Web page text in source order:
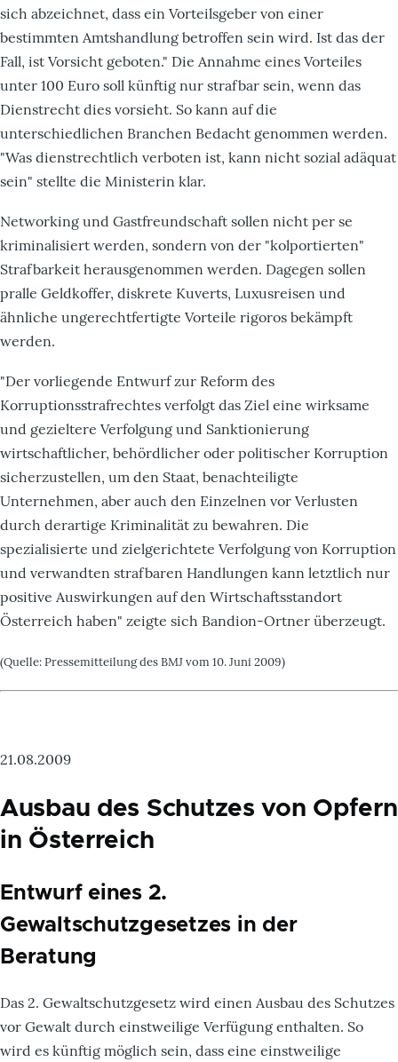
sich abzeichnet, dass ein Vorteilsgeber von einer
bestimmten Amtshandlung betroffen sein wird. Ist das der
Fall, ist Vorsicht geboten." Die Annahme eines Vorteiles
unter 100 Euro soll künftig nur strafbar sein, wenn das
Dienstrecht dies vorsieht. So kann auf die
unterschiedlichen Branchen Bedacht genommen werden.
"Was dienstrechtlich verboten ist, kann nicht sozial adäquat
sein" stellte die Ministerin klar.
Networking und Gastfreundschaft sollen nicht per se
kriminalisiert werden, sondern von der "kolportierten"
Strafbarkeit herausgenommen werden. Dagegen sollen
pralle Geldkoffer, diskrete Kuverts, Luxusreisen und
ähnliche ungerechtfertigte Vorteile rigoros bekämpft
werden.
"Der vorliegende Entwurf zur Reform des
Korruptionsstrafrechtes verfolgt das Ziel eine wirksame
und gezieltere Verfolgung und Sanktionierung
wirtschaftlicher, behördlicher oder politischer Korruption
sicherzustellen, um den Staat, benachteiligte
Unternehmen, aber auch den Einzelnen vor Verlusten
durch derartige Kriminalität zu bewahren. Die
spezialisierte und zielgerichtete Verfolgung von Korruption
und verwandten strafbaren Handlungen kann letztlich nur
positive Auswirkungen auf den Wirtschaftsstandort
Österreich haben" zeigte sich Bandion-Ortner überzeugt.
(Quelle: Pressemitteilung des BMJ vom 10. Juni 2009)
21.08.2009
Ausbau des Schutzes von Opfern
in Österreich
Entwurf eines 2.
Gewaltschutzgesetzes in der
Beratung
Das 2. Gewaltschutzgesetz wird einen Ausbau des Schutzes
vor Gewalt durch einstweilige Verfügung enthalten. So
wird es künftig möglich sein, dass eine einstweilige